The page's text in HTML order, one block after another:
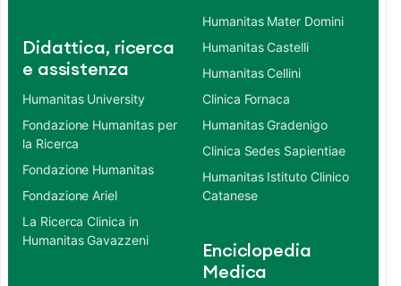
Didattica, ricerca
e assistenza
Humanitas University
Fondazione Humanitas per
la Ricerca
Fondazione Humanitas
Fondazione Ariel
La Ricerca Clinica in
Humanitas Gavazzeni
Humanitas Mater Domini
Humanitas Castelli
Humanitas Cellini
Clinica Fornaca
Humanitas Gradenigo
Clinica Sedes Sapientiae
Humanitas Istituto Clinico
Catanese
Enciclopedia
Medica